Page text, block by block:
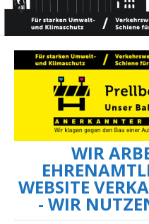
WIR
WEBSITE
- WIR